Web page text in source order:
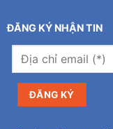
ĐĂNG KÝ NHẬN TIN